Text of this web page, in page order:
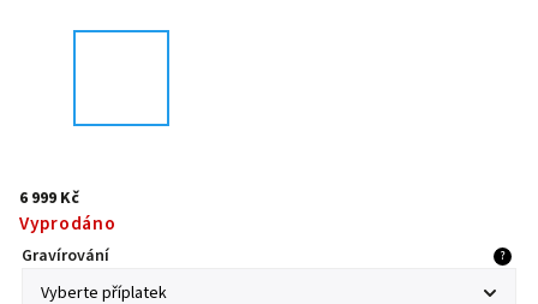
6 999 Kč
Vyprodáno
Gravírování ?